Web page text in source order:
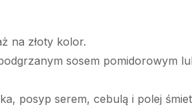
na złoty kolor.
sosem pomidorowym
posyp serem, cebulą i polej